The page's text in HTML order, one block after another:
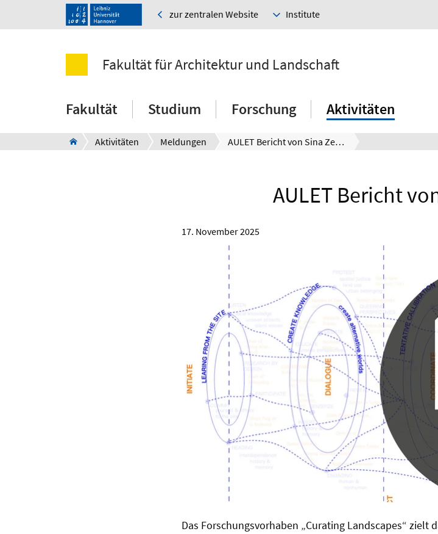
zur zentralen Website Institute
Fakultät für Architektur und Landschaft
Fakultät Studium Forschung Aktivitäten
Aktivitäten Meldungen AULET Bericht von Sina Zenke
AULET Bericht
17. November 2025
Das Forschungsvorhaben „Curating Landscapes“ zielt